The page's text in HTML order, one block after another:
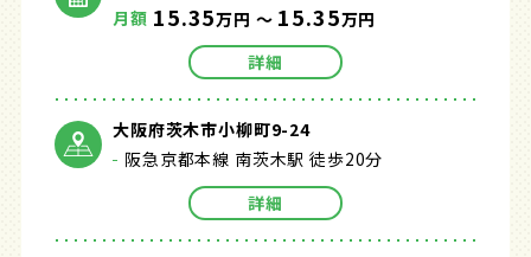
月額 15.35万円 ～ 15.35万円
詳細
大阪府茨木市小柳町9-24
阪急京都本線 南茨木駅 徒歩20分
詳細